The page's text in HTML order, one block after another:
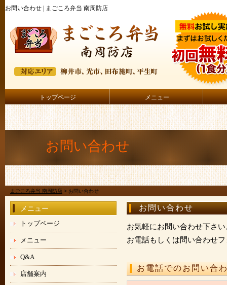
お問い合わせ | まごころ弁当 南周防店
トップページ メニュー
お問い合わせ
まごころ弁当 南周防店 > お問い合わせ
お問い合わせ
お気軽にお問い合わせ下さい
お電話もしくは問い合わせ
お電話でのお問い合
メニュー
トップページ
メニュー
Q&A
店舗案内